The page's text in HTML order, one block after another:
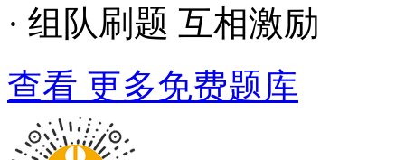
· 组队刷题 互相激励
查看 更多免费题库